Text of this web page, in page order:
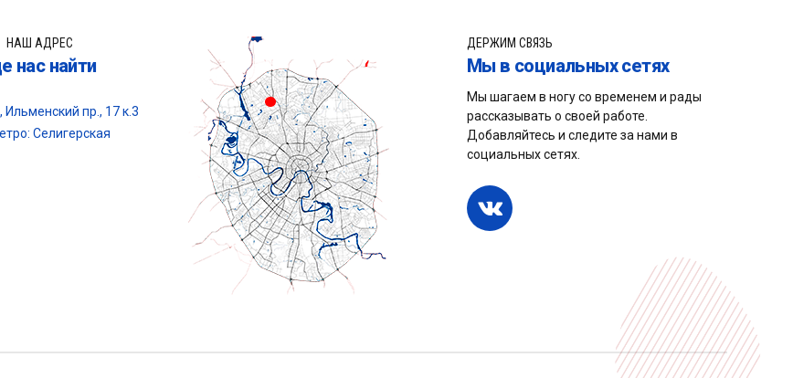
НАШ АДРЕС
нас найти
Ильменский пр., 17 к.3
Селигерская
ДЕРЖИМ СВЯЗЬ
Мы в социальных сетях
Мы шагаем в ногу со временем и рады
рассказывать о своей работе.
Добавляйтесь и следите за нами в
социальных сетях.